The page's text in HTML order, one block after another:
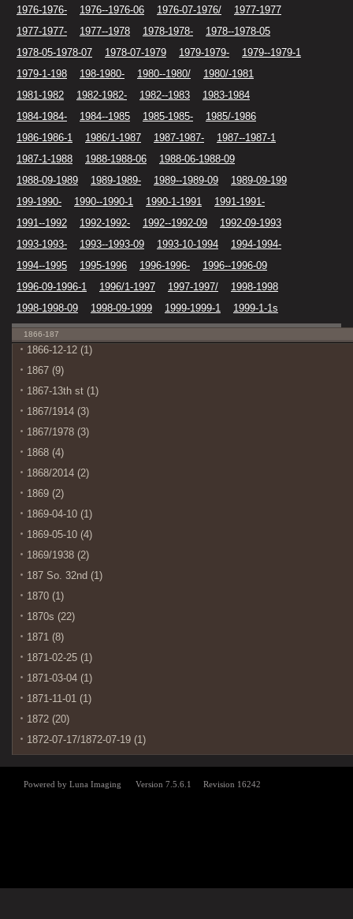
1976-1976-
1976--1976-06 1976-07-1976/
1977-1977
1977-1977-
1977--1978 1978-1978-
1978--1978-05
1978-05-1978-07
1978-07-1979 1979-1979-
1979--1979-1
1979-1-198
198-1980- 1980--1980/
1980/-1981
1981-1982
1982-1982- 1982--1983
1983-1984
1984-1984-
1984--1985 1985-1985-
1985/-1986
1986-1986-1
1986/1-1987 1987-1987-
1987--1987-1
1987-1-1988
1988-1988-06
1988-06-1988-09
1988-09-1989
1989-1989- 1989--1989-09
1989-09-199
199-1990-
1990--1990-1 1990-1-1991
1991-1991-
1991--1992
1992-1992- 1992--1992-09
1992-09-1993
1993-1993-
1993--1993-09 1993-10-1994
1994-1994-
1994--1995
1995-1996 1996-1996-
1996--1996-09
1996-09-1996-1
1996/1-1997 1997-1997/
1998-1998
1998-1998-09
1998-09-1999 1999-1999-1 1999-1-1s
1866-187
1866-12-12 (1)
1867 (9)
1867-13th st (1)
1867/1914 (3)
1867/1978 (3)
1868 (4)
1868/2014 (2)
1869 (2)
1869-04-10 (1)
1869-05-10 (4)
1869/1938 (2)
187 So. 32nd (1)
1870 (1)
1870s (22)
1871 (8)
1871-02-25 (1)
1871-03-04 (1)
1871-11-01 (1)
1872 (20)
1872-07-17/1872-07-19 (1)